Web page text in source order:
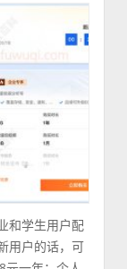
和学生用户配
用户的话，可